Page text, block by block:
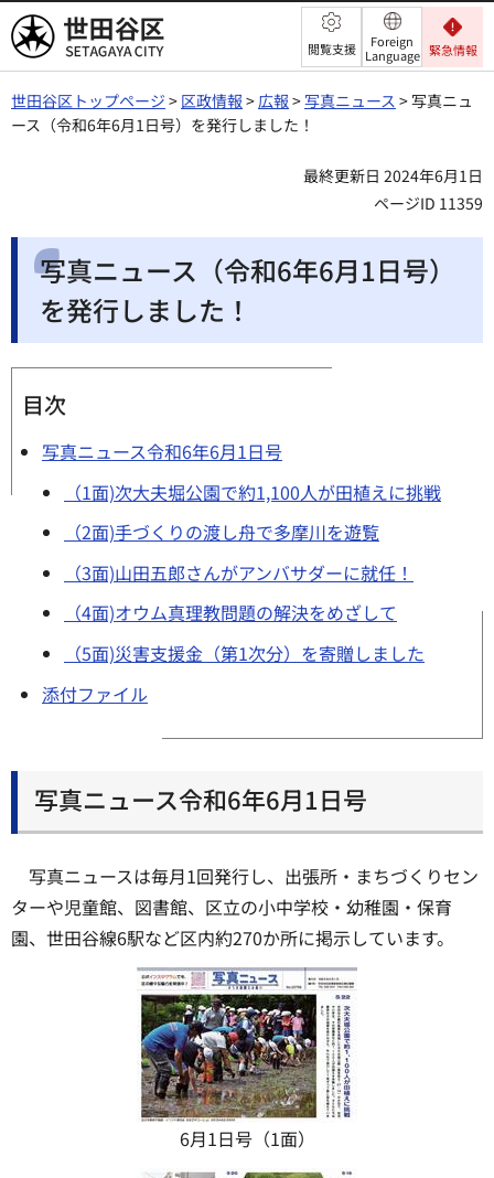
世田谷区 閲覧支援
Foreign
Language 緊急情報
世田谷区トップページ > 区政情報 >広報 >写真ニュース > 写真ニュ
ース（令和6年6月1日号）を発行しました！
最終更新日 2024年6月1日
ページID 11359
写真ニュース（令和6年6月1日号）
を発行しました！
目次
写真ニュース令和6年6月1日号
（1面)次大夫堀公園で約1,100人が田植えに挑戦
（2面)手づくりの渡し舟で多摩川を遊覧
（3面)山田五郎さんがアンバサダーに就任！
（4面)オウム真理教問題の解決をめざして
（5面)災害支援金（第1次分）を寄贈しました
添付ファイル
写真ニュース令和6年6月1日号
写真ニュースは毎月1回発行し、出張所・まちづくりセン
ターや児童館、図書館、区立の小中学校・幼稚園・保育
園、世田谷線6駅など区内約270か所に掲示しています。
6月1日号（1面）